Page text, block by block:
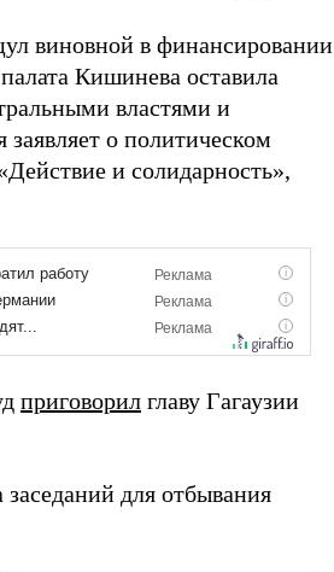
виновной в финансировании
Кишинева оставила
властями и
о политическом
и солидарность»,
приговорил главу Гагаузии
заседаний для отбывания